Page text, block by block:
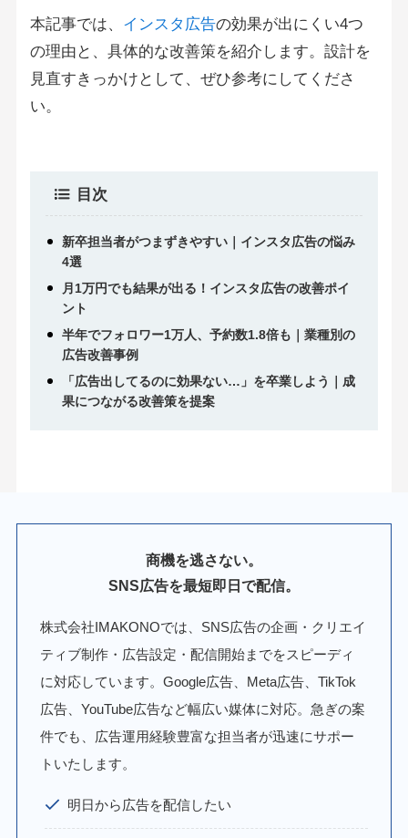
本記事では、 インスタ広告の効果が出にくい4つ
の理由と、具体的な改善策を紹介します。設計を
見直すきっかけとして、ぜひ参考にしてくださ
い。
目次
新卒担当者がつまずきやすい｜インスタ広告の悩み
4選
月1万円でも結果が出る！インスタ広告の改善ポイ
ント
半年でフォロワー1万人、予約数1.8倍も｜業種別の
広告改善事例
「広告出してるのに効果ない…」を卒業しよう｜成
果につながる改善策を提案
商機を逃さない。
SNS広告を最短即日で配信。
株式会社IMAKONOでは、SNS広告の企画・クリエイ
ティブ制作・広告設定・配信開始までをスピーディ
に対応しています。Google広告、Meta広告、TikTok
広告、YouTube広告など幅広い媒体に対応。急ぎの案
件でも、広告運用経験豊富な担当者が迅速にサポー
トいたします。
明日から広告を配信したい